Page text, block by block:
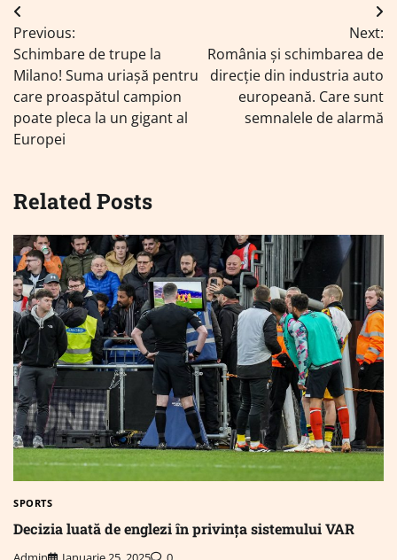
Navigare
în
articole
Previous:
Schimbare de trupe la
Milano! Suma uriașă pentru
care proaspătul campion
poate pleca la un gigant al
Europei
Next:
România și schimbarea de
direcție din industria auto
europeană. Care sunt
semnalele de alarmă
Related Posts
SPORTS
Decizia luată de englezi în privința sistemului VAR